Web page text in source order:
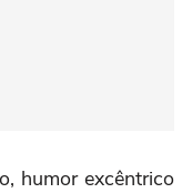
humor excêntrico